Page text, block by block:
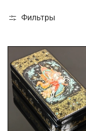
Фильтры